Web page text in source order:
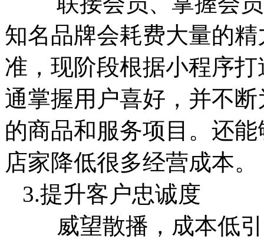
知名品牌会耗费大量的
准，现阶段根据小程序
通掌握用户喜好，并不
的商品和服务项目。还
店家降低很多经营成本。
3.提升客户忠诚度
威望散播，成本低引